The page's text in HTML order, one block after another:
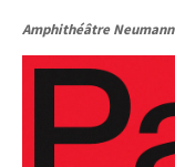
Amphithéâtre Neumann